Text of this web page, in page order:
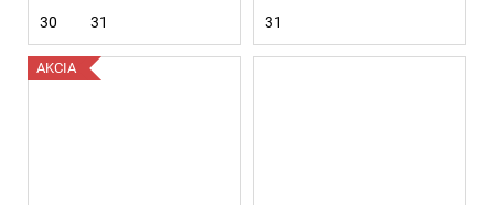
30 31 31
AKCIA